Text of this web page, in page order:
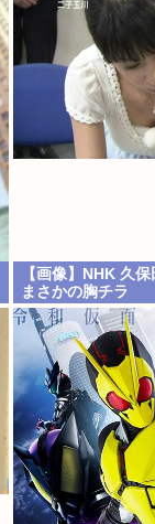
【画像】NHK 久
まさかの胸チラ